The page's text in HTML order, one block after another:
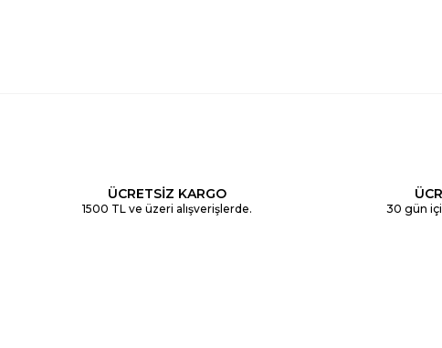
ÜCRETSİZ KARGO
1500 TL ve üzeri alışverişlerde. 30 gün